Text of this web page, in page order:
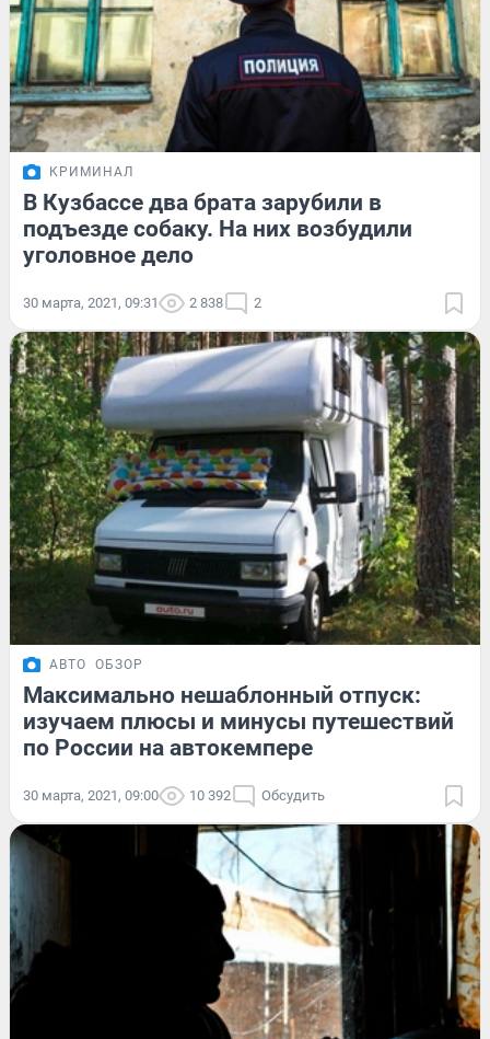
КРИМИНАЛ
В Кузбассе два брата зарубили в
подъезде собаку. На них возбудили
уголовное дело
30 марта, 2021, 09:31 2 838 2
АВТО ОБЗОР
Максимально нешаблонный отпуск:
изучаем плюсы и минусы путешествий
по России на автокемпере
30 марта, 2021, 09:00 10 392 Обсудить